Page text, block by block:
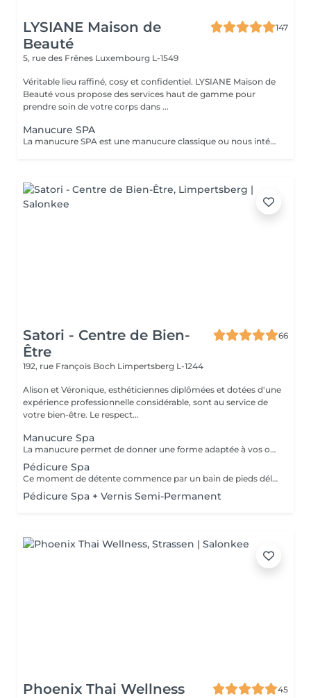
LYSIANE Maison de
Beauté
147
5, rue des Frênes Luxembourg L-1549
Véritable lieu raffiné, cosy et confidentiel. LYSIANE Maison de
Beauté vous propose des services haut de gamme pour
prendre soin de votre corps dans ...
Manucure SPA
La manucure SPA est une manucure classique ou nous intégrons un gommage afin d'exfolier la peau pour la rendre plus douce avant d'appliquer un masque pour un soin profond. Aucun vernis ne sera appliqué à la fin du traitement.
Satori - Centre de Bien-
Être
66
192, rue François Boch Limpertsberg L-1244
Alison et Véronique, esthéticiennes diplômées et dotées d'une
expérience professionnelle considérable, sont au service de
votre bien-être. Le respect...
Manucure Spa
La manucure permet de donner une forme adaptée à vos ongles grâce au limage. Elle permet aussi de nettoyer et d'embellir vos ongles et vos cuticules pour un rendu net et soigné. Version humide avec trempage et/ou sèche avec les différents embouts adaptés selon besoins. Un gommage exfoliant suivi d'un masque hydratant permettront de compléter ce moment de détente avec un petit massage des mains. Une finition de base transparente sera appliquée si vous le souhaitez.
Pédicure Spa
Ce moment de détente commence par un bain de pieds délassant. Ce soin permet de retrouver des pieds propres, doux et soignés. La pédicure Spa comprend l'entretien des ongles, le travail des cuticules et du contour de l'ongle ainsi que des callosités. Un gommage suivi d'un masque hydratant et d'un petit massage des pieds complètent cette prestation. Une base transparente pourra être appliquée en fin de soin si vous le souhaitez.
Pédicure Spa + Vernis Semi-Permanent
Phoenix Thai Wellness
45